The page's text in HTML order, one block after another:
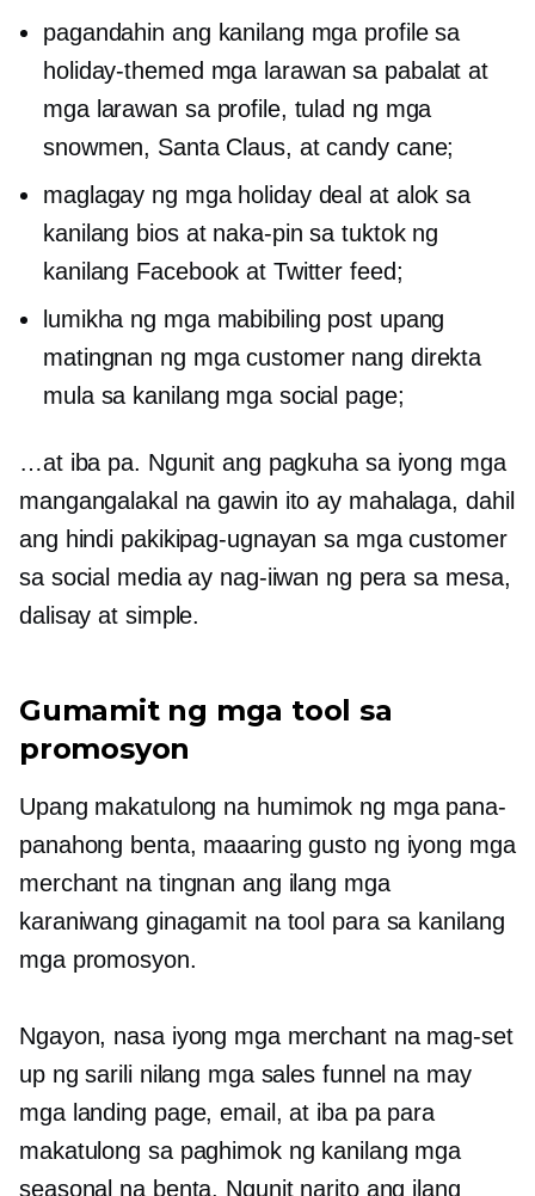
pagandahin ang kanilang mga profile sa
holiday-themed mga larawan sa pabalat at
mga larawan sa profile, tulad ng mga
snowmen, Santa Claus, at candy cane;
maglagay ng mga holiday deal at alok sa
kanilang bios at naka-pin sa tuktok ng
kanilang Facebook at Twitter feed;
lumikha ng mga mabibiling post upang
matingnan ng mga customer nang direkta
mula sa kanilang mga social page;
…at iba pa. Ngunit ang pagkuha sa iyong mga
mangangalakal na gawin ito ay mahalaga, dahil
ang hindi pakikipag-ugnayan sa mga customer
sa social media ay nag-iiwan ng pera sa mesa,
dalisay at simple.
Gumamit ng mga tool sa
promosyon
Upang makatulong na humimok ng mga pana-
panahong benta, maaaring gusto ng iyong mga
merchant na tingnan ang ilang mga
karaniwang ginagamit na tool para sa kanilang
mga promosyon.
Ngayon, nasa iyong mga merchant na mag-set
up ng sarili nilang mga sales funnel na may
mga landing page, email, at iba pa para
makatulong sa paghimok ng kanilang mga
seasonal na benta. Ngunit narito ang ilang